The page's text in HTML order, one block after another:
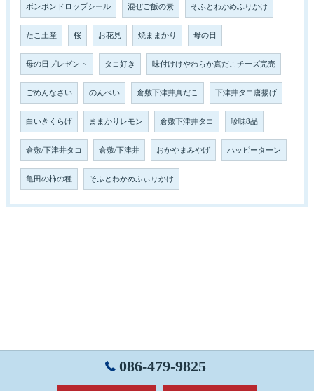
ボンボンドロップシール 混ぜご飯の素 そふとわかめふりかけ
たこ土産 桜 お花見 焼ままかり 母の日
母の日プレゼント タコ好き 味付けけやわらか真だこチーズ完売
ごめんなさい のんべい 倉敷下津井真だこ 下津井タコ唐揚げ
白いきくらげ ままかりレモン 倉敷下津井タコ 珍味8品
倉敷/下津井タコ 倉敷/下津井 おかやまみやげ ハッピーターン
亀田の柿の種 そふとわかめふぃりかけ
086-479-9825